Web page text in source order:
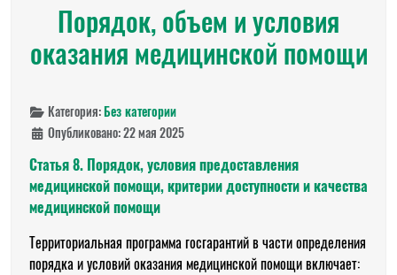
Порядок, объем и условия
оказания медицинской помощи
Категория:Без категории
Опубликовано: 22 мая 2025
Статья 8. Порядок, условия предоставления
медицинской помощи, критерии доступности и качества
медицинской помощи
Территориальная программа госгарантий в части определения
порядка и условий оказания медицинской помощи включает: